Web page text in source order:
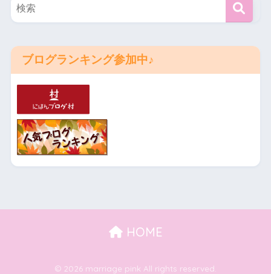
ブログランキング参加中♪
HOME
© 2026 marriage pink All rights reserved.